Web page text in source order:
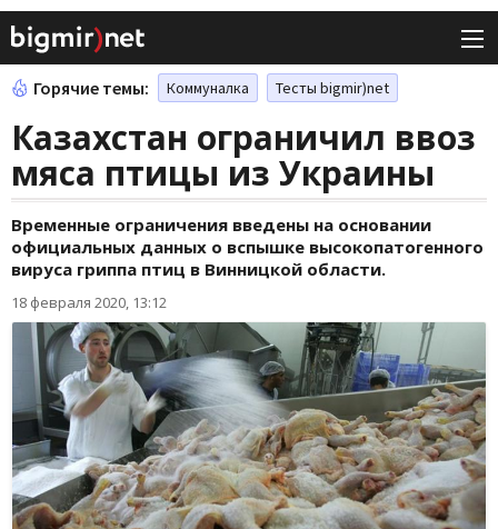
Горячие темы: Коммуналка Тесты bigmir)net
Казахстан ограничил ввоз
мяса птицы из Украины
Временные ограничения введены на основании
официальных данных о вспышке высокопатогенного
вируса гриппа птиц в Винницкой области.
18 февраля 2020, 13:12